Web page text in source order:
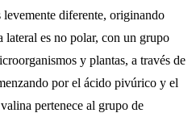
diferente, originando
lateral es no polar, con un grupo
y plantas, a través de
por el ácido pivúrico y el
valina pertenece al grupo de